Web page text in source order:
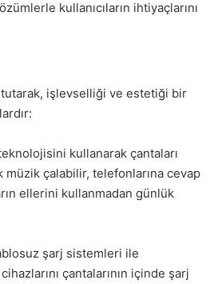
kullanıcıların ihtiyaçlarını
tutarak, işlevselliği ve estetiği bir
kullanarak çantaları
müzik çalabilir, telefonlarına cevap
ellerini kullanmadan günlük
şarj sistemleri ile
çantalarının içinde şarj